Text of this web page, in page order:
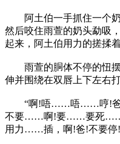
阿土伯一手抓住一个奶
然后咬住雨萱的奶头勐吸
起来，阿土伯用力的搓揉
雨萱的胴体不停的忸摆
伸并围绕在双唇上下左右
“啊!唔……唔……哼!爸
不要……啊!要……要死
用力……插，啊!爸!不要停